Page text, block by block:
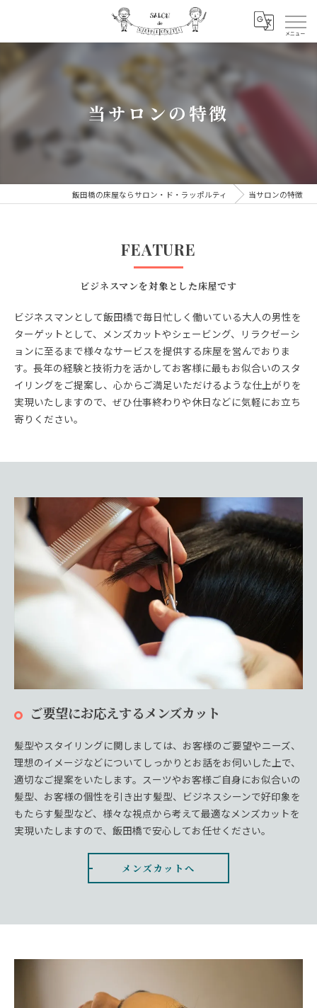
当サロンの特徴
飯田橋の床屋ならサロン・ド・ラッポルティ 当サロンの特徴
ビジネスマンを対象とした床屋です
FEATURE
ビジネスマンとして飯田橋で毎日忙しく働いている大人の男性を
ターゲットとして、メンズカットやシェービング、リラクゼーシ
ョンに至るまで様々なサービスを提供する床屋を営んでおりま
す。長年の経験と技術力を活かしてお客様に最もお似合いのスタ
イリングをご提案し、心からご満足いただけるような仕上がりを
実現いたしますので、ぜひ仕事終わりや休日などに気軽にお立ち
寄りください。
ご要望にお応えするメンズカット
髪型やスタイリングに関しましては、お客様のご要望やニーズ、
理想のイメージなどについてしっかりとお話をお伺いした上で、
適切なご提案をいたします。スーツやお客様ご自身にお似合いの
髪型、お客様の個性を引き出す髪型、ビジネスシーンで好印象を
もたらす髪型など、様々な視点から考えて最適なメンズカットを
実現いたしますので、飯田橋で安心してお任せください。
メンズカットへ